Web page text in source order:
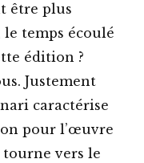
être plus
le temps écoulé
édition ?
Justement
caractérise
pour l’œuvre
tourne vers le